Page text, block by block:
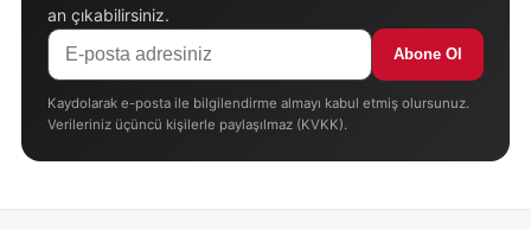
an çıkabilirsiniz.
Abone Ol
Kaydolarak e-posta ile bilgilendirme almayı kabul etmiş olursunuz.
Verileriniz üçüncü kişilerle paylaşılmaz (KVKK).